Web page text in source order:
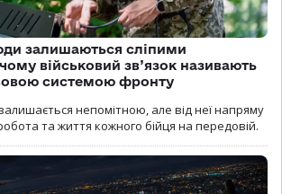
залишаються сліпими
військовий зв’язок називають
системою фронту
непомітною, але від неї напряму
та життя кожного бійця на передовій.